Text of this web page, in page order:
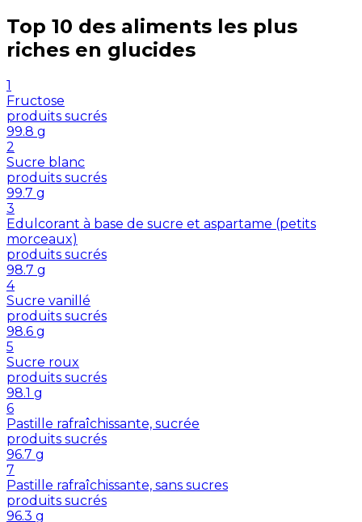
Top 10 des aliments les plus
riches en glucides
1
Fructose
produits sucrés
99.8 g
2
Sucre blanc
produits sucrés
99.7 g
3
Edulcorant à base de sucre et aspartame (petits
morceaux)
produits sucrés
98.7 g
4
Sucre vanillé
produits sucrés
98.6 g
5
Sucre roux
produits sucrés
98.1 g
6
Pastille rafraîchissante, sucrée
produits sucrés
96.7 g
7
Pastille rafraîchissante, sans sucres
produits sucrés
96.3 g